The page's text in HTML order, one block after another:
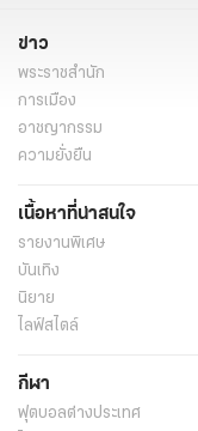
ข่าว
พระราชสำนัก
การเมือง
อาชญากรรม
ความยั่งยืน
เนื้อหาที่น่าสนใจ
รายงานพิเศษ
บันเทิง
นิยาย
ไลฟ์สไตล์
กีฬา
ฟุตบอลต่่างประเทศ